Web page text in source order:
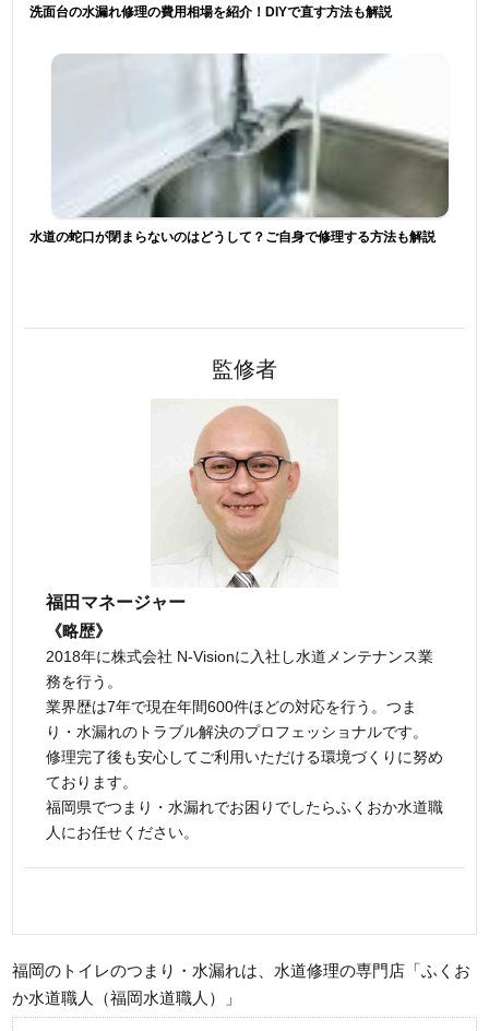
洗面台の水漏れ修理の費用相場を紹介！DIYで直す方法も解説
水道の蛇口が閉まらないのはどうして？ご自身で修理する方法も解説
監修者
福田マネージャー
《略歴》
2018年に株式会社 N-Visionに入社し水道メンテナンス業
務を行う。
業界歴は7年で現在年間600件ほどの対応を行う。つま
り・水漏れのトラブル解決のプロフェッショナルです。
修理完了後も安心してご利用いただける環境づくりに努め
ております。
福岡県でつまり・水漏れでお困りでしたらふくおか水道職
人にお任せください。
福岡のトイレのつまり・水漏れは、水道修理の専門店「ふくお
か水道職人（福岡水道職人）」